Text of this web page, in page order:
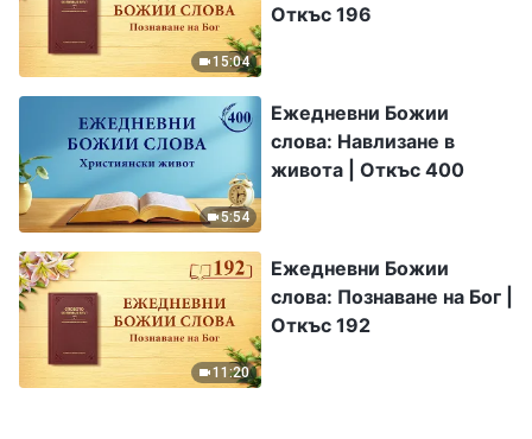
15:04
Откъс 196
5:54
Ежедневни Божии
слова: Навлизане в
живота | Откъс 400
11:20
Ежедневни Божии
слова: Познаване на Бог |
Откъс 192